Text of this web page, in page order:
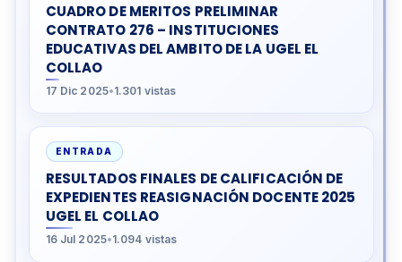
CUADRO DE MERITOS PRELIMINAR
CONTRATO 276 – INSTITUCIONES
EDUCATIVAS DEL AMBITO DE LA UGEL EL
COLLAO
17 Dic 2025•1.301 vistas
ENTRADA
RESULTADOS FINALES DE CALIFICACIÓN DE
EXPEDIENTES REASIGNACIÓN DOCENTE 2025
UGEL EL COLLAO
16 Jul 2025•1.094 vistas